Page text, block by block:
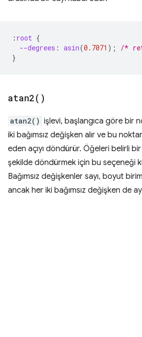
: root {
--degrees : asin(0.7071 );
/*
}
atan2( )
atan2() işlevi, başlangıca göre bir
iki bağımsız değişken alır ve bu
eden açıyı döndürür. Öğeleri belirli
şekilde döndürmek için bu seçeneği
Bağımsız değişkenler sayı, boyut
ancak her iki bağımsız değişken de